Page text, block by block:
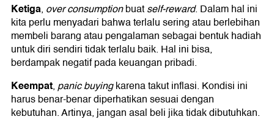
Ketiga, over consumptionbuatself-reward. Dalam hal ini
kita perlu menyadari bahwa terlalu sering atau berlebihan
membeli barang atau pengalaman sebagai bentuk hadiah
untuk diri sendiri tidak terlalu baik. Hal ini bisa,
berdampak negatif pada keuangan pribadi.
Keempat,panic buyingkarena takut inflasi. Kondisi ini
harus benar-benar diperhatikan sesuai dengan
kebutuhan. Artinya, jangan asal beli jika tidak dibutuhkan.